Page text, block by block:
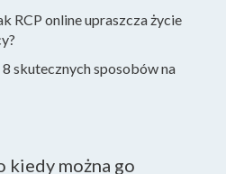
RCP online upraszcza życie
skutecznych sposobów na
kiedy można go